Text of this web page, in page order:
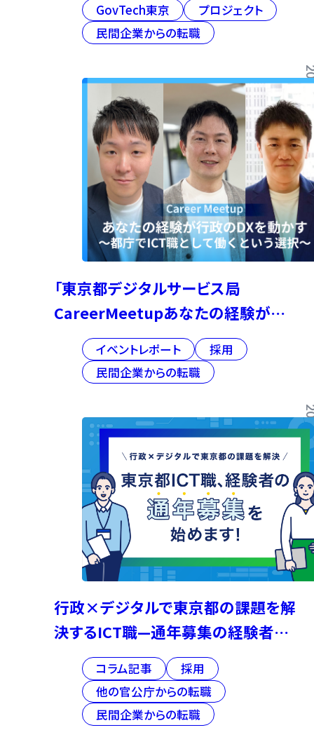
GovTech東京
プロジェクト
民間企業からの転職
「東京都デジタルサービス局
CareerMeetupあなたの経験が行
政のDXを動かす～都庁でICT職とし
て働くという選択～」イベントレポー
イベントレポート
採用
民間企業からの転職
行政×デジタルで東京都の課題を解
決するICT職—通年募集の経験者採
用選考が新たに開始
コラム記事
採用
他の官公庁からの転職
民間企業からの転職